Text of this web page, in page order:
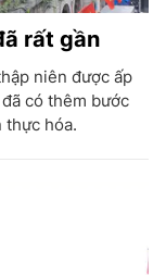
rất gần
niên được ấp
có thêm bước
hóa.